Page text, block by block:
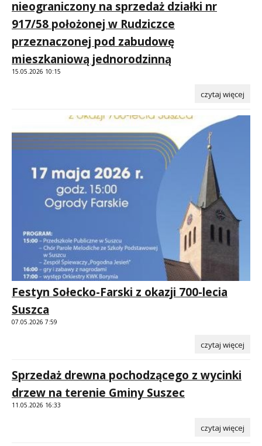
nieograniczony na sprzedaż działki nr
917/58 położonej w Rudziczce
przeznaczonej pod zabudowę
mieszkaniową jednorodzinną
15.05.2026 10:15
czytaj więcej
Festyn Sołecko-Farski z okazji 700-lecia
Suszca
07.05.2026 7:59
czytaj więcej
Sprzedaż drewna pochodzącego z wycinki
drzew na terenie Gminy Suszec
11.05.2026 16:33
czytaj więcej